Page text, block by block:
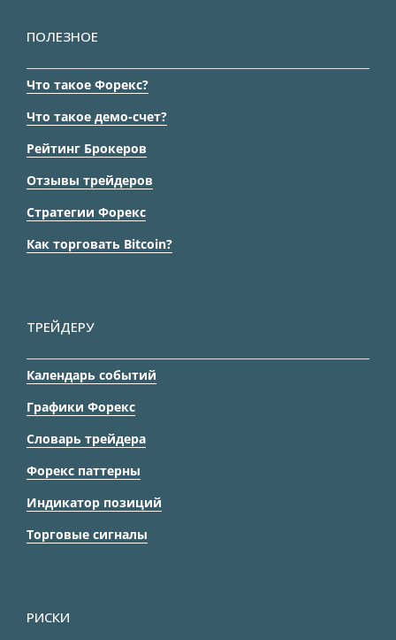
ПОЛЕЗНОЕ
Что такое Форекс?
Что такое демо-счет?
Рейтинг Брокеров
Отзывы трейдеров
Стратегии Форекс
Как торговать Bitcoin?
ТРЕЙДЕРУ
Календарь событий
Графики Форекс
Словарь трейдера
Форекс паттерны
Индикатор позиций
Торговые сигналы
РИСКИ